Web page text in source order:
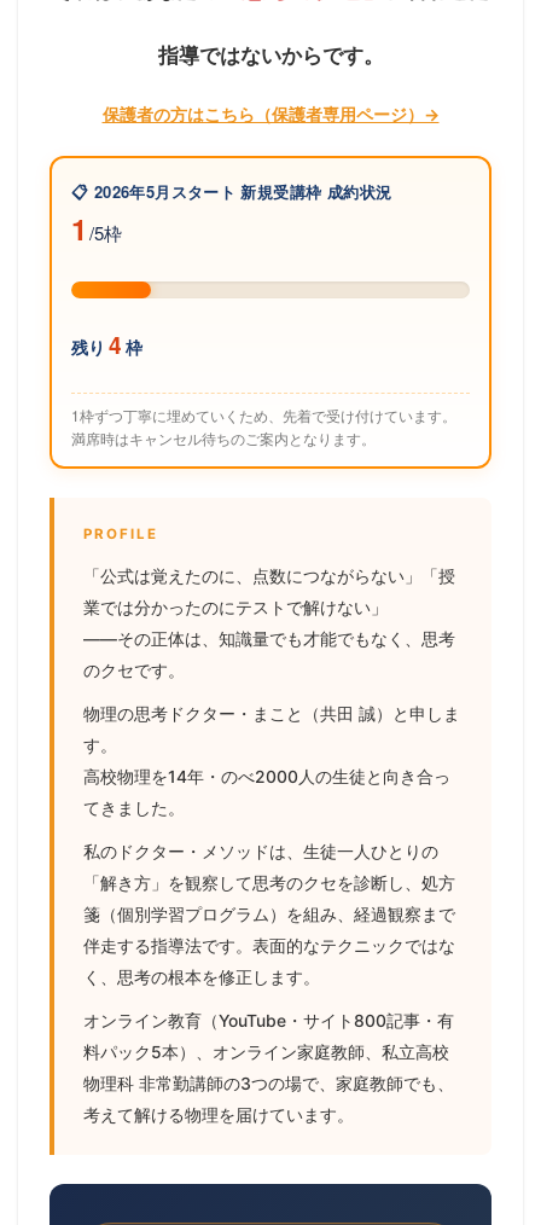
指導ではないからです。
保護者の方はこちら（保護者専用ページ）→
📋 2026年5月スタート 新規受講枠 成約状況
1 /5枠
残り 4 枠
1枠ずつ丁寧に埋めていくため、先着で受け付けています。
満席時はキャンセル待ちのご案内となります。
PROFILE
「公式は覚えたのに、点数につながらない」「授
業では分かったのにテストで解けない」
——その正体は、知識量でも才能でもなく、思考
のクセです。
物理の思考ドクター・まこと（共田 誠）と申しま
す。
高校物理を14年・のべ2000人の生徒と向き合っ
てきました。
私のドクター・メソッドは、生徒一人ひとりの
「解き方」を観察して思考のクセを診断し、処方
箋（個別学習プログラム）を組み、経過観察まで
伴走する指導法です。表面的なテクニックではな
く、思考の根本を修正します。
オンライン教育（YouTube・サイト800記事・有
料パック5本）、オンライン家庭教師、私立高校
物理科 非常勤講師の3つの場で、家庭教師でも、
考えて解ける物理を届けています。